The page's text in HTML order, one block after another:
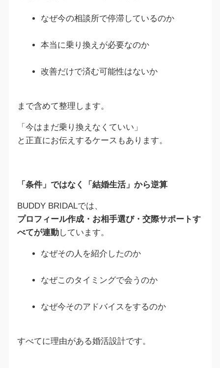
なぜ今の相談所で停滞しているのか
本当に乗り換えが必要なのか
改善だけで済む可能性はないか
まで含めて整理します。
「今はまだ乗り換えなくていい」
と正直にお伝えするケースもあります。
「条件」ではなく「結婚生活」から逆算
BUDDY BRIDALでは、
プロフィール作成・お相手選び・交際サポートす
べてが連動しています。
なぜその人を紹介したのか
なぜこのタイミングで会うのか
なぜ今そのアドバイスをするのか
すべてに理由がある婚活設計です。